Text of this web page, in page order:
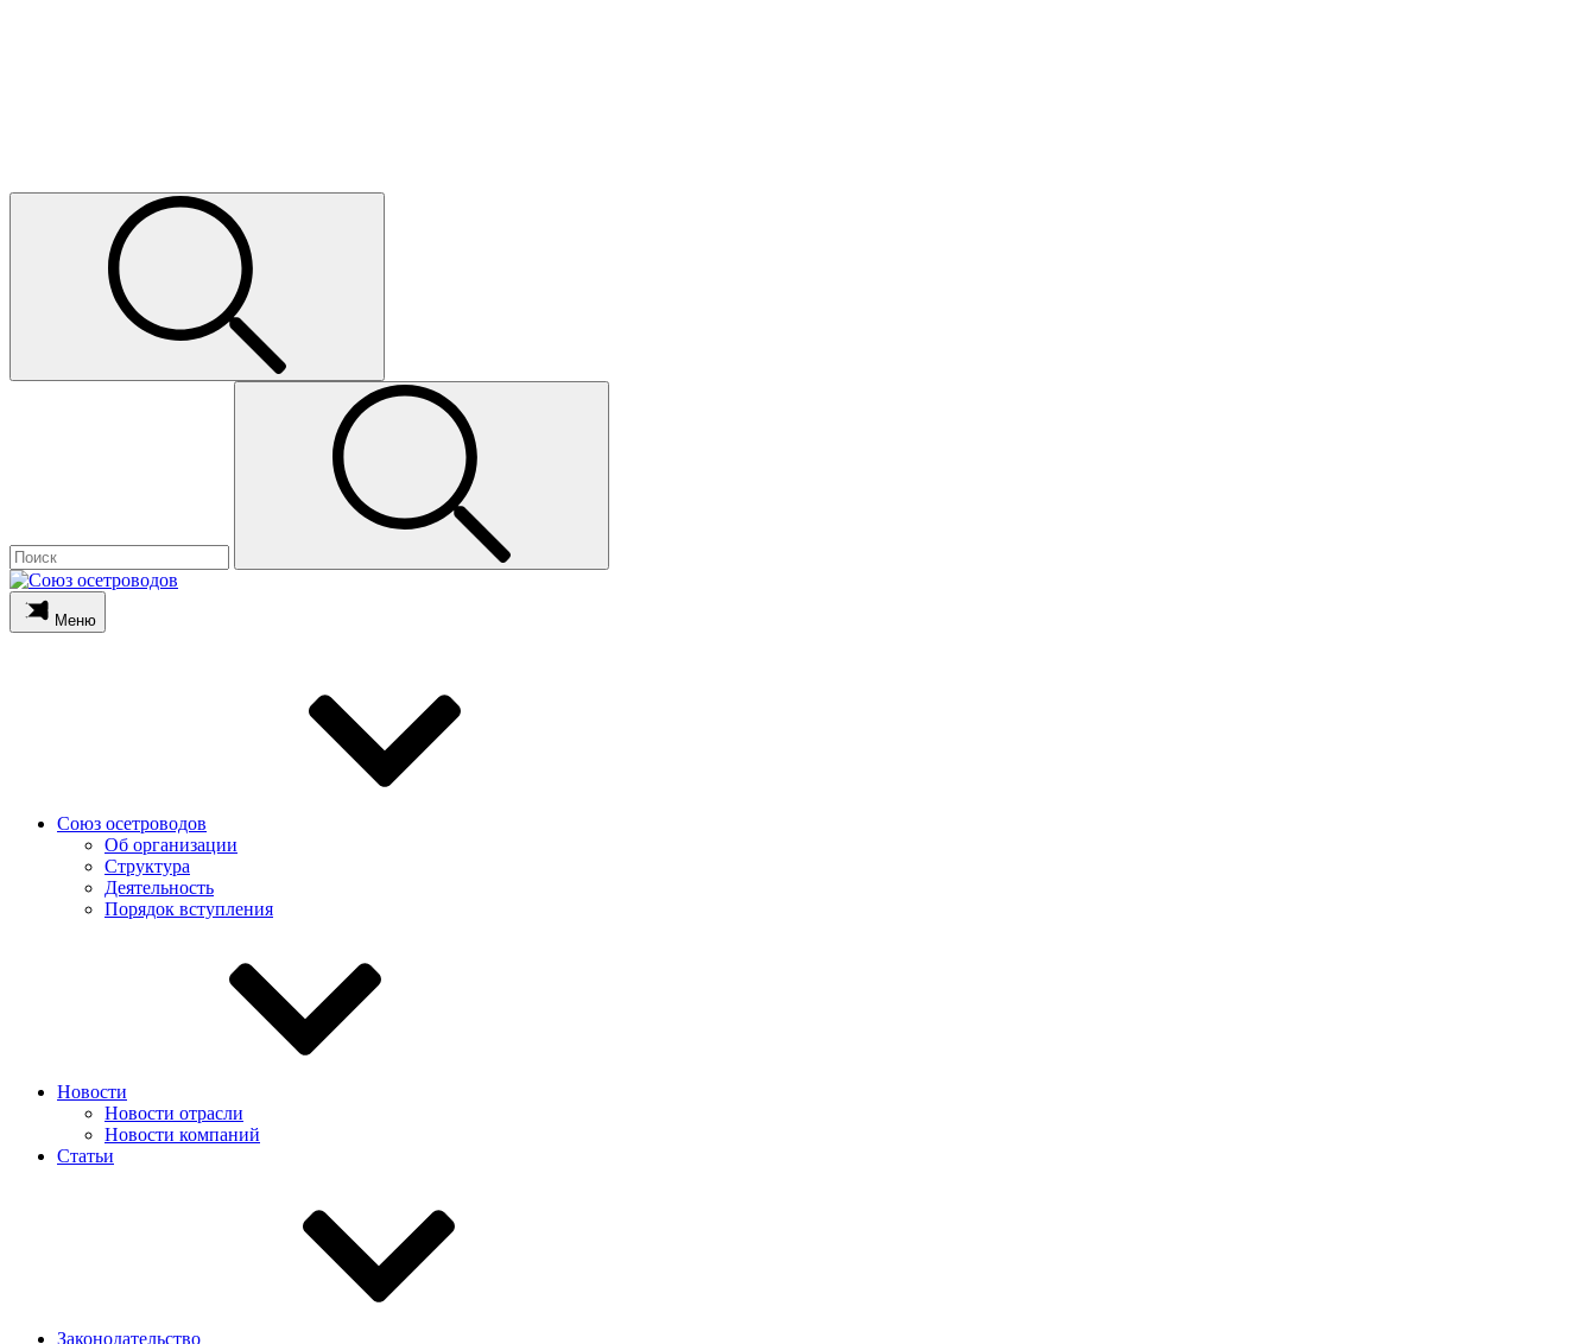
Меню
Союз осетроводов
Об организации
Структура
Деятельность
Порядок вступления
Новости
Новости отрасли
Новости компаний
Статьи
Законодательство